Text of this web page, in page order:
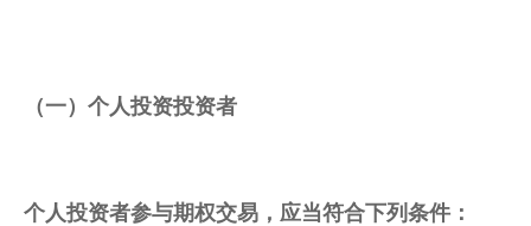
（一）个人投资投资者
个人投资者参与期权交易 ，应当符合下列条件：